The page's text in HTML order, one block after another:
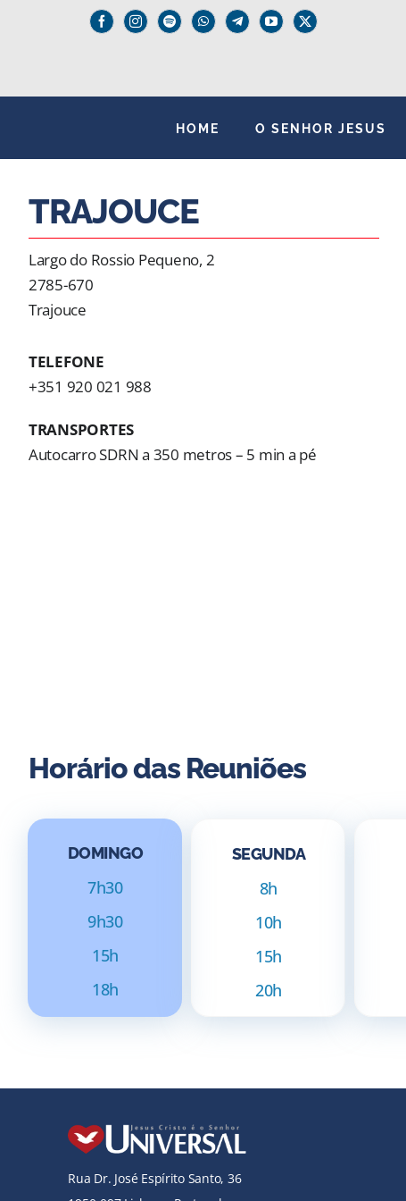
HOME O SENHOR JESUS
TRAJOUCE
Largo do Rossio Pequeno, 2
2785-670
Trajouce
TELEFONE
+351 920 021 988
TRANSPORTES
Autocarro SDRN a 350 metros – 5 min a pé
Horário das Reuniões
DOMINGO
7h30
9h30
15h
18h
SEGUNDA
8h
10h
15h
20h
Rua Dr. José Espírito Santo, 36